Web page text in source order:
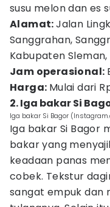
susu melon dan es
Alamat:Jalan
Sanggrahan,
Kabupaten
Jam operasional:
Harga: Mulai dari
2. Iga bakar Si
Iga bakar Si Bagor
Iga bakar Si Bagor
bakar yang
keadaan panas
cobek. Tekstur
sangat empuk dan